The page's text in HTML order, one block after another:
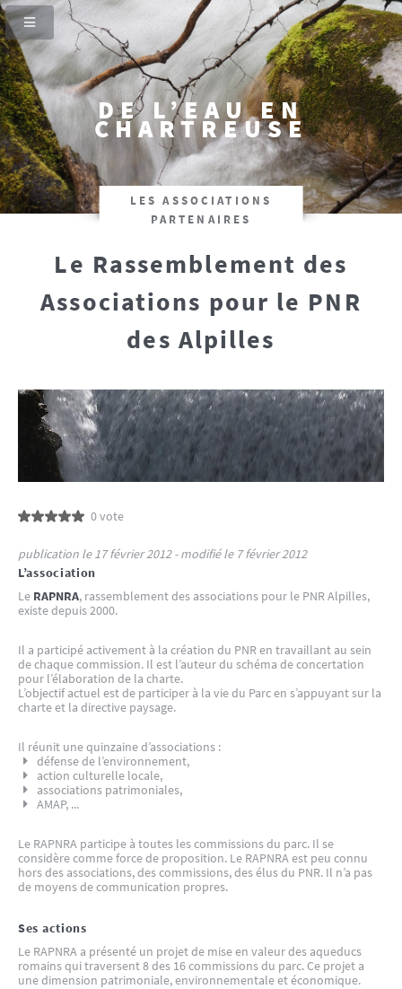
DE L’EAU EN
CHARTREUSE
LES ASSOCIATIONS
PARTENAIRES
Le Rassemblement des
Associations pour le PNR
des Alpilles
0 vote
publication le 17 février 2012 - modifié le 7 février 2012
L’association
Le RAPNRA, rassemblement des associations pour le PNR Alpilles,
existe depuis 2000.
Il a participé activement à la création du PNR en travaillant au sein
de chaque commission. Il est l’auteur du schéma de concertation
pour l’élaboration de la charte.
L’objectif actuel est de participer à la vie du Parc en s’appuyant sur la
charte et la directive paysage.
Il réunit une quinzaine d’associations :
défense de l’environnement,
action culturelle locale,
associations patrimoniales,
AMAP, ...
Le RAPNRA participe à toutes les commissions du parc. Il se
considère comme force de proposition. Le RAPNRA est peu connu
hors des associations, des commissions, des élus du PNR. Il n’a pas
de moyens de communication propres.
Ses actions
Le RAPNRA a présenté un projet de mise en valeur des aqueducs
romains qui traversent 8 des 16 commissions du parc. Ce projet a
une dimension patrimoniale, environnementale et économique.